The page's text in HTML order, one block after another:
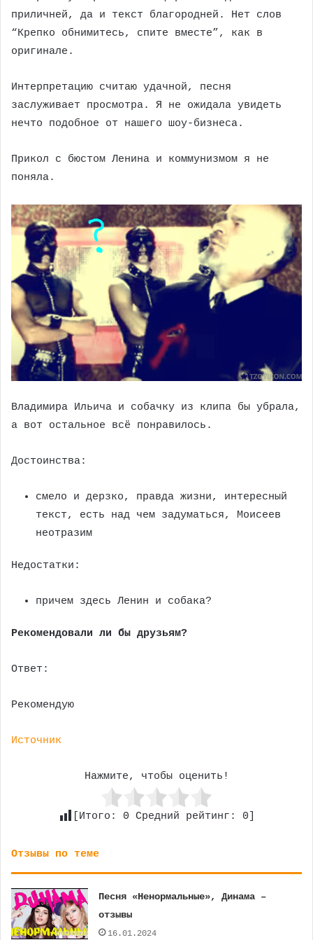
приличней, да и текст благородней. Нет слов
“Крепко обнимитесь, спите вместе”, как в
оригинале.
Интерпретацию считаю удачной, песня
заслуживает просмотра. Я не ожидала увидеть
нечто подобное от нашего шоу-бизнеса.
Прикол с бюстом Ленина и коммунизмом я не
поняла.
Владимира Ильича и собачку из клипа бы убрала,
а вот остальное всё понравилось.
Достоинства:
смело и дерзко, правда жизни, интересный
текст, есть над чем задуматься, Моисеев
неотразим
Недостатки:
причем здесь Ленин и собака?
Рекомендовали ли бы друзьям?
Ответ:
Рекомендую
Источник
Нажмите, чтобы оценить!
[Итого: 0 Средний рейтинг: 0
Отзывы по теме
Песня «Ненормальные», Динама –
отзывы
16.01.2024